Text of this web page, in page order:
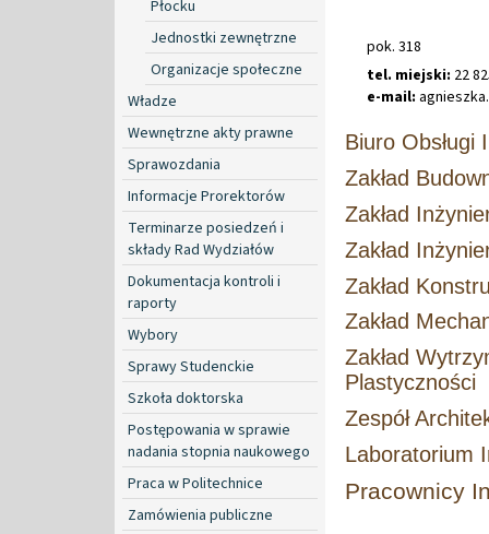
Płocku
Jednostki zewnętrzne
Organizacje społeczne
Władze
Wewnętrzne akty prawne
Sprawozdania
Informacje Prorektorów
Terminarze posiedzeń i
składy Rad Wydziałów
Dokumentacja kontroli i
raporty
Wybory
Sprawy Studenckie
Szkoła doktorska
Postępowania w sprawie
nadania stopnia naukowego
Praca w Politechnice
Zamówienia publiczne
pok. 318
tel. miejski: 22
e-mail: agnieszka.
Biuro Obsługi
Zakład
Zakład
Zakład
Zakład
Zakład
Zakład
Plastyczności
Zespół
Laboratorium
Pracownicy